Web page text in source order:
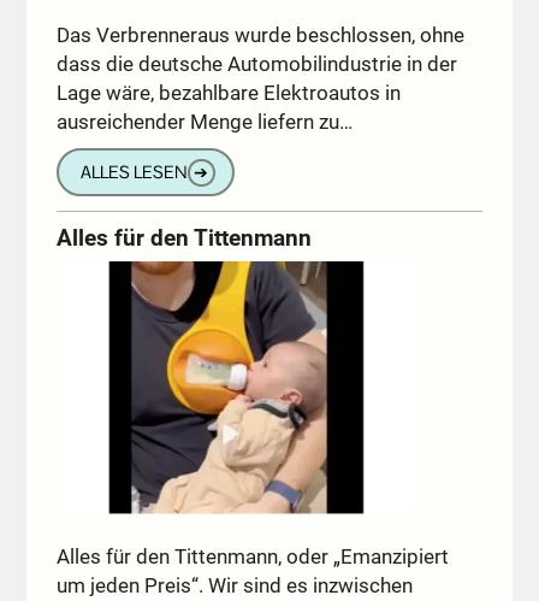
Das Verbrenneraus wurde beschlossen, ohne
dass die deutsche Automobilindustrie in der
Lage wäre, bezahlbare Elektroautos in
ausreichender Menge liefern zu…
ALLES LESEN ➔
Alles für den Tittenmann
Alles für den Tittenmann, oder „Emanzipiert
um jeden Preis“. Wir sind es inzwischen